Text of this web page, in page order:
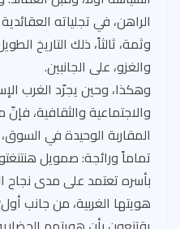
الراهن، في تجلياته العقائدية
وثمة، ثالثاً، ذلك التاريخ
والغزو، على الجانبين.
وهكذا، وحين يجرّد الغرب
والاجتماعية والثقافية،
المقاربة الوحيدة في
تماماً ورائجة: صمويل
بأسره تعتمد على مدى نجاح
هويتها الغربية، من جانب